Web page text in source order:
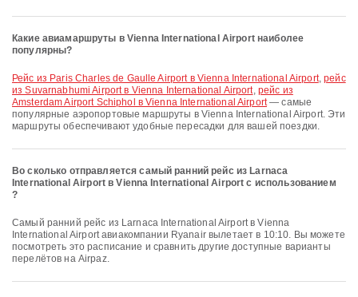
Какие авиамаршруты в Vienna International Airport наиболее
популярны?
рейс из Paris Charles de Gaulle Airport в Vienna International Airport,рейс
из Suvarnabhumi Airport в Vienna International Airport, рейс из
Amsterdam Airport Schiphol в Vienna International Airport— самые
популярные аэропортовые маршруты в Vienna International Airport. Эти
маршруты обеспечивают удобные пересадки для вашей поездки.
Во сколько отправляется самый ранний рейс из Larnaca
International Airport в Vienna International Airport с использованием
?
Самый ранний рейс из Larnaca International Airport в Vienna
International Airport авиакомпании Ryanair вылетает в 10:10. Вы можете
посмотреть это расписание и сравнить другие доступные варианты
перелётов на Airpaz.